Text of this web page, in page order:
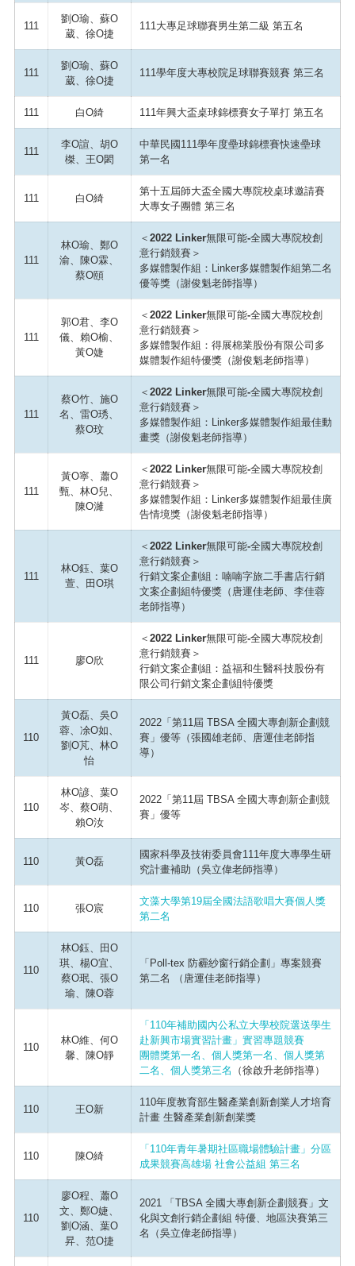
111
劉O瑜、蘇O
葳、徐O捷
111大專足球聯賽男生第二級 第五名
111
劉O瑜、蘇O
葳、徐O捷
111學年度大專校院足球聯賽競賽 第三名
111 白O綺 111年興大盃桌球錦標賽女子單打 第五名
111
李O諠、胡O
榤、王O閎
中華民國111學年度壘球錦標賽快速壘球
第一名
111 白O綺
第十五屆師大盃全國大專院校桌球邀請賽
大專女子團體 第三名
111
林O瑜、鄭O
渝、陳O霖、
蔡O頤
＜2022 Linker無限可能-全國大專院校創
意行銷競賽＞
多媒體製作組：Linker多媒體製作組第二名
優等獎（謝俊魁老師指導）
111
郭O君、李O
儀、賴O榆、
黃O婕
＜2022 Linker無限可能-全國大專院校創
意行銷競賽＞
多媒體製作組：得展棉業股份有限公司多
媒體製作組特優獎（謝俊魁老師指導）
111
蔡O竹、施O
名、雷O琇、
蔡O玟
＜2022 Linker無限可能-全國大專院校創
意行銷競賽＞
多媒體製作組：Linker多媒體製作組最佳動
畫獎（謝俊魁老師指導）
111
黃O寧、蕭O
甄、林O兒、
陳O濰
＜2022 Linker無限可能-全國大專院校創
意行銷競賽＞
多媒體製作組：Linker多媒體製作組最佳廣
告情境獎（謝俊魁老師指導）
111
林O鈺、葉O
萱、田O琪
＜2022 Linker無限可能-全國大專院校創
意行銷競賽＞
行銷文案企劃組：喃喃字旅二手書店行銷
文案企劃組特優獎（唐運佳老師、李佳蓉
老師指導）
111 廖O欣
＜2022 Linker無限可能-全國大專院校創
意行銷競賽＞
行銷文案企劃組：益福和生醫科技股份有
限公司行銷文案企劃組特優獎
110
黃O磊、吳O
蓉、凃O如、
劉O芃、林O
怡
2022「第11屆 TBSA 全國大專創新企劃競
賽」優等（張國雄老師、唐運佳老師指
導）
110
林O諺、葉O
岑、蔡O萌、
賴O汝
2022「第11屆 TBSA 全國大專創新企劃競
賽」優等
110 黃O磊
國家科學及技術委員會111年度大專學生研
究計畫補助（吳立偉老師指導）
110 張O宸
文藻大學第19屆全國法語歌唱大賽個人獎
第二名
110
林O鈺、田O
琪、楊O宜、
蔡O珉、張O
瑜、陳O蓉
「Poll-tex 防霾紗窗行銷企劃」專案競賽
第二名 （唐運佳老師指導）
110
林O維、何O
馨、陳O靜
「110年補助國內公私立大學校院選送學生
赴新興市場實習計畫」實習專題競賽
團體獎第一名、個人獎第一名、個人獎第
二名、個人獎第三名
（徐啟升老師指導）
110 王O新
110年度教育部生醫產業創新創業人才培育
計畫 生醫產業創新創業獎
110 陳O綺
「110年青年暑期社區職場體驗計畫」分區
成果競賽高雄場 社會公益組 第三名
110
廖O程、蕭O
文、鄭O婕、
劉O涵、葉O
昇、范O捷
2021 「TBSA 全國大專創新企劃競賽」文
化與文創行銷企劃組 特優、地區決賽第三
名（吳立偉老師指導）